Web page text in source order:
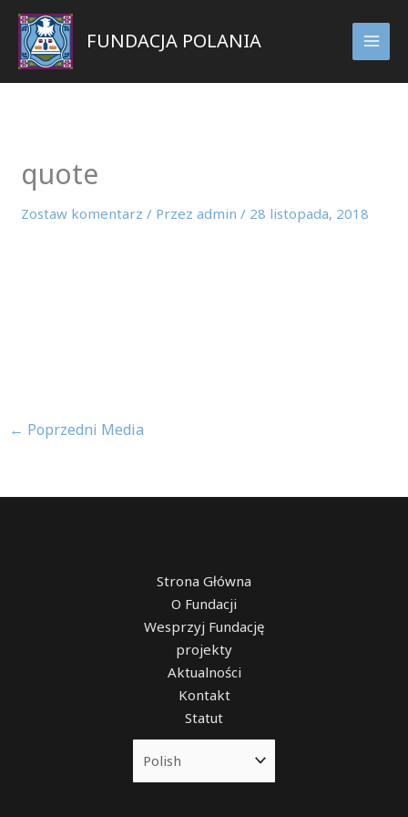
Przejdź
treści
FUNDACJA POLANIA
quote
Zostaw komentarz / Przezadmin/ 28 listopada, 2018
← Poprzedni Media
Strona Główna
O Fundacji
Wesprzyj Fundację
projekty
Aktualności
Kontakt
Statut